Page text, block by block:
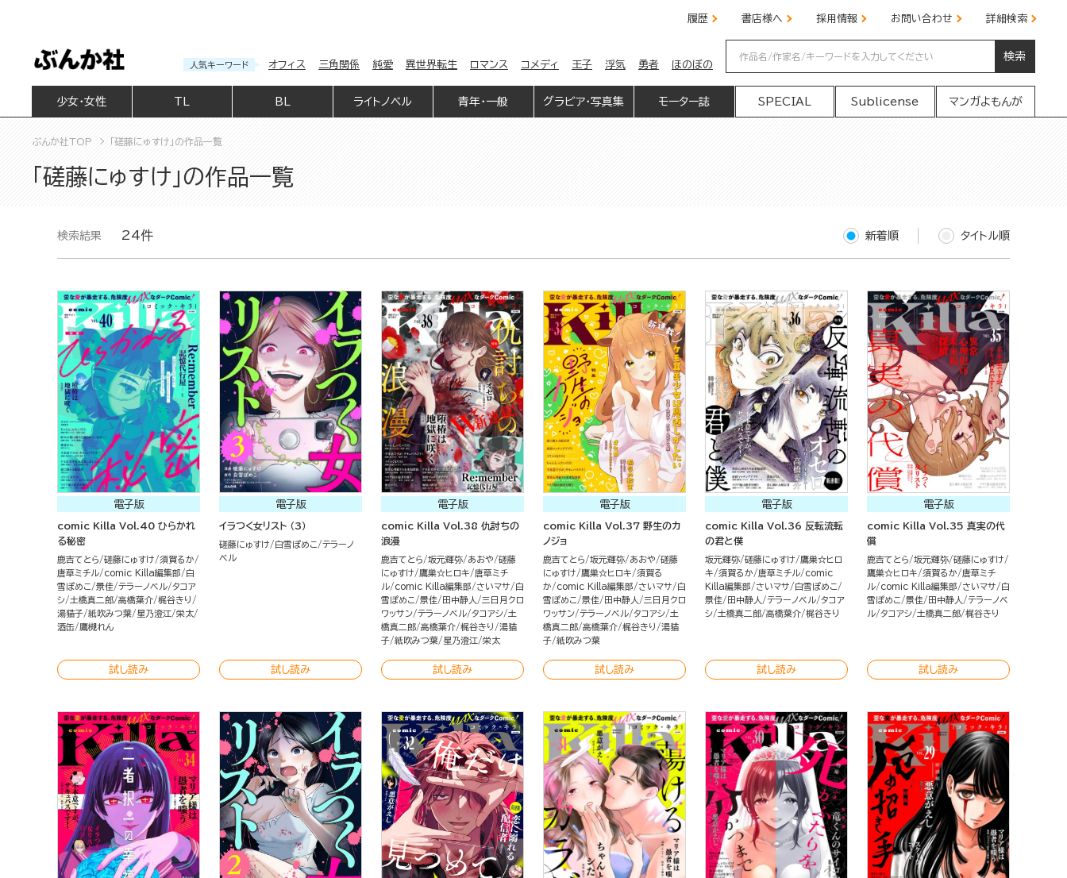
履歴 書店様へ 採用情報 お問い合わせ 詳細検索
人気キーワード オフィス 三角関係 純愛 異世界転生 ロマンス コメディ 王子 浮気 勇者 ほのぼの
検索
少女・女性 BL ライトノベル 青年・一般 グラビア・写真集 モーター誌 SPECIAL Sublicense マンガよもんが
ぶんか社TOP 「磋藤にゅすけ」の作品一覧
「磋藤にゅすけ」の作品一覧
検索結果 24件 新着順 タイトル順
電子版
comic Killa Vol.40 ひらかれ
る秘密
鹿吉てとら 磋藤にゅすけ
須賀るか
唐草ミチル
comic Killa編集部
白
雪ぽめこ
景佳 テラーノベル タコア
シ 土橋真二郎 高橋葉介 梶谷きり
湯猫子 紙吹みつ葉 星乃澄江 栄太
酒缶
鷹槻れん
試し読み
電子版
イラつく女リスト （3）
磋藤にゅすけ 白雪ぽめこ
テラーノ
ベル
試し読み
電子版
comic Killa Vol.38 仇討ちの
浪漫
鹿吉てとら 坂元輝弥 あおや
磋藤
にゅすけ
鷹巣☆ヒロキ
唐草ミチ
ル
comic Killa編集部 さいマサ
白
雪ぽめこ
景佳 田中静人
三日月クロ
ワッサン テラーノベル タコアシ 土
橋真二郎 高橋葉介 梶谷きり
湯猫
子 紙吹みつ葉 星乃澄江 栄太
試し読み
電子版
comic Killa Vol.37 野生のカ
ノジョ
鹿吉てとら 坂元輝弥 あおや
磋藤
にゅすけ
鷹巣☆ヒロキ
須賀る
か
comic Killa編集部 さいマサ
白
雪ぽめこ
景佳 田中静人
三日月クロ
ワッサン テラーノベル タコアシ 土
橋真二郎 高橋葉介 梶谷きり
湯猫
子 紙吹みつ葉
試し読み
電子版
comic Killa Vol.36 反転流転
の君と僕
坂元輝弥 磋藤にゅすけ
鷹巣☆ヒロ
キ
須賀るか 唐草ミチル
comic
Killa編集部
さいマサ
白雪ぽめこ
景佳
田中静人 テラーノベル タコア
シ 土橋真二郎 高橋葉介 梶谷きり
試し読み
電子版
comic Killa Vol.35 真実の代
償
鹿吉てとら 坂元輝弥 磋藤にゅすけ
鷹巣☆ヒロキ
須賀るか
唐草ミチ
ル
comic Killa編集部 さいマサ
白
雪ぽめこ
景佳 田中静人
テラーノベ
ル タコアシ 土橋真二郎 梶谷きり
試し読み